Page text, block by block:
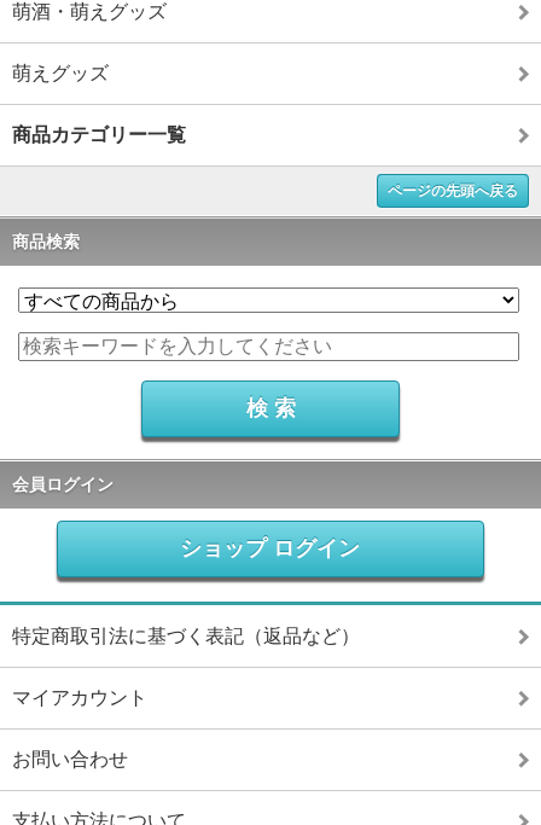
萌酒・萌えグッズ
萌えグッズ
商品カテゴリー一覧
ページの先頭へ戻る
商品検索
会員ログイン
ショップ ログイン
特定商取引法に基づく表記（返品など）
マイアカウント
お問い合わせ
支払い方法について